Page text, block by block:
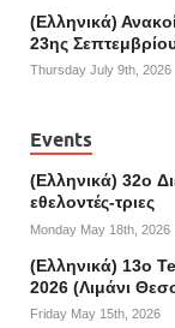
(Ελληνικά)
23ης
Thursday July 9th, 2026
Events
(Ελληνικά) 32o
εθελοντές-τριες
Monday May 18th, 2026
(Ελληνικά) 13ο
2026 (Λιμάνι
Friday May 15th, 2026